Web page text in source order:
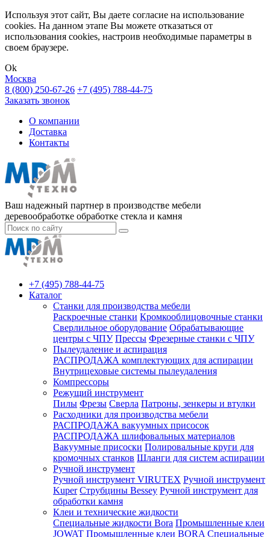
Используя этот сайт, Вы даете согласие на использование
cookies. На данном этапе Вы можете отказаться от
использования cookies, настроив необходимые параметры в
своем браузере.
Ok
Москва
8 (800) 250-67-26 +7 (495) 788-44-75
Заказать звонок
О компании
Доставка
Контакты
Ваш надежный партнер в производстве мебели
деревообработке обработке стекла и камня
+7 (495) 788-44-75
Каталог
Станки для производства мебели
Раскроечные станки Кромкооблицовочные станки
Сверлильное оборудование Обрабатывающие
центры с ЧПУ Прессы Фрезерные станки с ЧПУ
Пылеудаление и аспирация
РАСПРОДАЖА комплектующих для аспирации
Внутрицеховые системы пылеудаления
Компрессоры
Режущий инструмент
Пилы Фрезы Сверла Патроны, зенкеры и втулки
Расходники для производства мебели
РАСПРОДАЖА вакуумных присосок
РАСПРОДАЖА шлифовальных материалов
Вакуумные присоски Полировальные круги для
кромочных станков Шланги для систем аспирации
Ручной инструмент
Ручной инструмент VIRUTEX Ручной инструмент
Kuper Струбцины Bessey Ручной инструмент для
обработки камня
Клеи и технические жидкости
Специальные жидкости Bora Промышленные клеи
JOWAT Промышленные клеи BORA Специальные